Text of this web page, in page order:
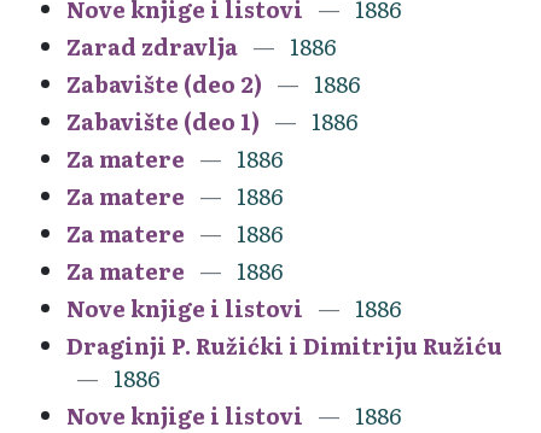
Nove knjige i listovi
1886
Zarad zdravlja
1886
Zabavište (deo 2)
1886
Zabavište (deo 1)
1886
Za matere
1886
Za matere
1886
Za matere
1886
Za matere
1886
Nove knjige i listovi
1886
Draginji P. Ružićki i Dimitriju Ružiću
1886
Nove knjige i listovi
1886